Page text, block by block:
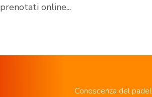
prenotati online...
Conoscenza del padel